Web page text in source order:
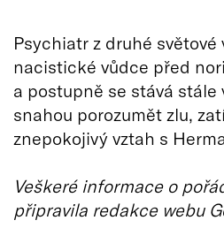
Psychiatr z druhé
nacistické vůdce před
a postupně se stává stále
snahou porozumět zlu,
znepokojivý vztah s
Veškeré informace o
připravila redakce webu